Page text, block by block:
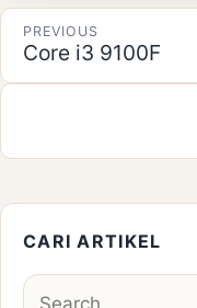
Post navigation
PREVIOUS
Core i3 9100F
CARI ARTIKEL
Search for: